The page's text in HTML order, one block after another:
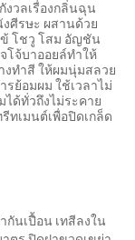
วลเรื่องกลิ่นฉุน
ศีรษะ ผสานด้วย
โชวู โสม อัญชัน
โจ้บาออยล์ทำให้
งทำสี ให้ผมนุ่มสลวย
รย้อมผม ใช้เวลาไม่
ด้ทั่วถึงไม่ระคาย
ทเมนต์เพื่อปิดเกล็ด
นเปื้อน เทสีลงใน